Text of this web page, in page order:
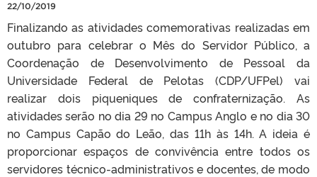
22/10/2019
Finalizando as atividades comemorativas realizadas em
outubro para celebrar o Mês do Servidor Público, a
Coordenação de Desenvolvimento de Pessoal da
Universidade Federal de Pelotas (CDP/UFPel) vai
realizar dois piqueniques de confraternização. As
atividades serão no dia 29 no Campus Anglo e no dia 30
no Campus Capão do Leão, das 11h às 14h. A ideia é
proporcionar espaços de convivência entre todos os
servidores técnico-administrativos e docentes, de modo